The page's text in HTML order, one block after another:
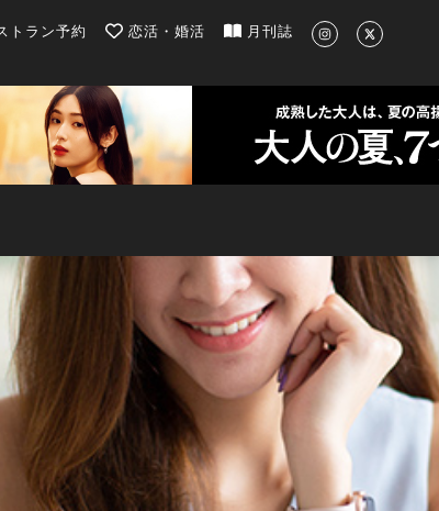
レンダー | 最新のグルメ、洗練されたライフスタイル情報
トラン予約 恋活・婚活 月刊誌